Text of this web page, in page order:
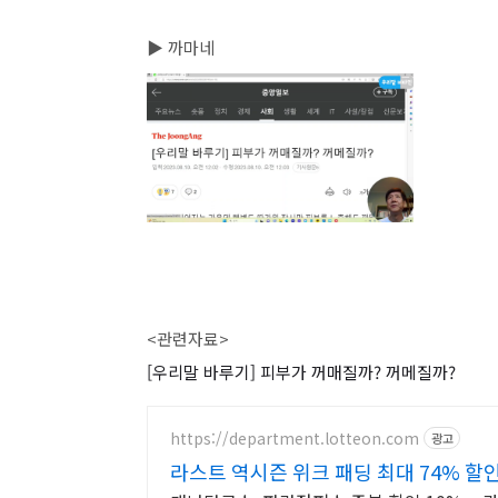
▶ 까마네
<관련자료>
[우리말 바루기] 피부가 꺼매질까? 꺼메질까?
https://department.lotteon.com 광고
라스트 역시즌 위크 패딩 최대 74% 할